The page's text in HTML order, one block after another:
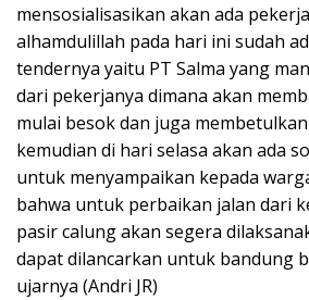
mensosialisasikan akan ada
alhamdulillah pada hari ini sudah
tendernya yaitu PT Salma yang
dari pekerjanya dimana akan
mulai besok dan juga
kemudian di hari selasa akan ada
untuk menyampaikan kepada
bahwa untuk perbaikan jalan dari
pasir calung akan segera
dapat dilancarkan untuk bandung
ujarnya (Andri JR)